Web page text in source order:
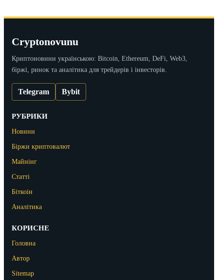
Cryptonovunu
Криптоновини українською: Bitcoin, Ethereum, DeFi, Web3,
біржі, ринок та аналітика для трейдерів і інвесторів.
Telegram Bybit
РУБРИКИ
Новини
Біржи криптовалют
Майнінг
Статті
Біткоін
Аналітика
КОРИСНЕ
Головна
Автор
Sitemap